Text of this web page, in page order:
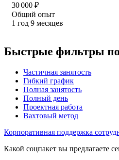
30 000 ₽
Общий опыт
1 год 9 месяцев
Быстрые фильтры
Частичная занятость
Гибкий график
Полная занятость
Полный день
Проектная работа
Вахтовый метод
Корпоративная поддержка
Какой соцпакет вы предлагаете